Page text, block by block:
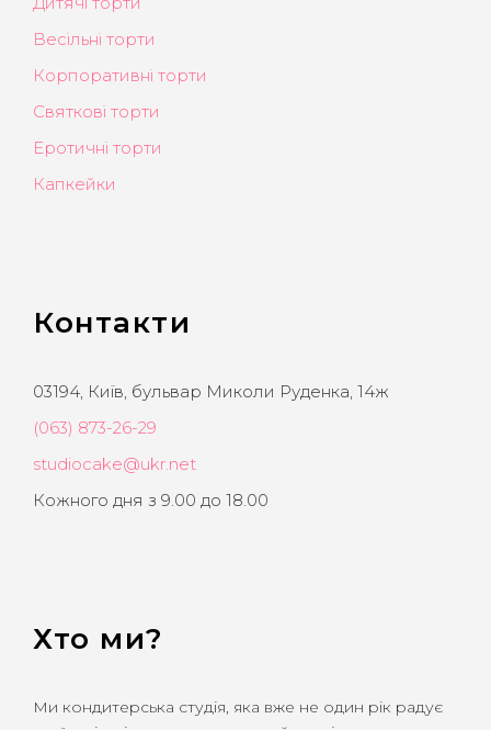
Весільні торти
Корпоративні торти
Святкові торти
Еротичні торти
Капкейки
Контакти
03194, Київ, бульвар Миколи Руденка, 14ж
(063) 873-26-29
studiocake@ukr.net
Кожного дня з 9.00 до 18.00
Хто ми?
Ми кондитерська студія, яка вже не один рік радує